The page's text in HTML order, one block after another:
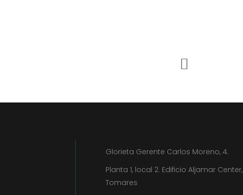
Glorieta Gerente Carlos Moreno, 4.
Planta 1, local 2. Edificio Aljamar Center,
Tomares